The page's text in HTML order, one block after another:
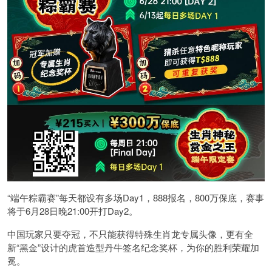
“端午粽霸赛”每天都设有多场Day1，888报名，800万保底，赛事
将于6月28日晚21:00开打Day2。
中国玩家只要夺冠，不只能获得特殊生肖龙专属头像，更有全
新“黑金”设计的虎首造型丹牛签名纪念奖杯，为你的胜利荣耀加
冕。